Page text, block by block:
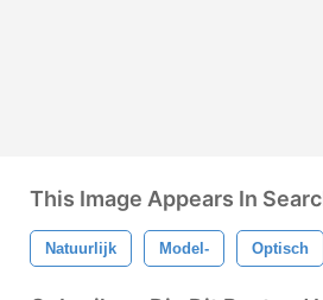
This Image Appears In
Natuurlijk Model- Optisch